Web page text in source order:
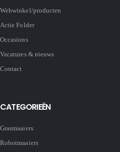
Webwinkel/producten
Actie Folder
Occasions
Vacatures & nieuws
Contact
CATEGORIEËN
Grasmaaiers
Robotmaaiers